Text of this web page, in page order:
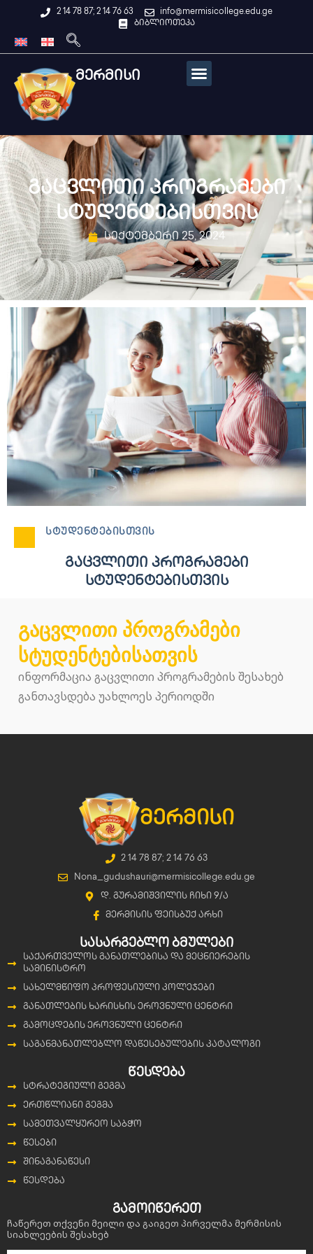
2 14 78 87; 2 14 76 63
info@mermisicollege.edu.ge
ბიბლიოთეკა
მერმისი
გაცვლითი პროგრამები
სტუდენტებისთვის
სექტემბერი 25, 2024
ᲡᲢᲣᲓᲔᲜᲢᲔᲑᲘᲡᲗᲕᲘᲡ
ᲒᲐᲪᲕᲚᲘᲗᲘ ᲞᲠᲝᲒᲠᲐᲛᲔᲑᲘ
ᲡᲢᲣᲓᲔᲜᲢᲔᲑᲘᲡᲗᲕᲘᲡ
გაცვლითი პროგრამები
სტუდენტებისათვის
ინფორმაცია გაცვლითი პროგრამების შესახებ
განთავსდება უახლოეს პერიოდში
მერმისი
2 14 78 87; 2 14 76 63
Nona_gudushauri@mermisicollege.edu.ge
დ. გურამიშვილის ჩიხი 9/ა
მერმისის ფეისბუქ არხი
სასარგებლო ბმულები
საქართველოს განათლებისა და მეცნიერების
სამინისტრო
სახელმწიფო პროფესიული კოლეჯები
განათლების ხარისხის ეროვნული ცენტრი
გამოცდების ეროვნული ცენტრი
საგანმანათლებლო დაწესებულების კატალოგი
წესდება
სტრატეგიული გეგმა
ერთწლიანი გეგმა
სამეთვალყურეო საბჭო
წესები
შინაგანაწესი
წესდება
გამოიწერეთ
ჩაწერეთ თქვენი მეილი და გაიგეთ პირველმა მერმისის
სიახლეების შესახებ